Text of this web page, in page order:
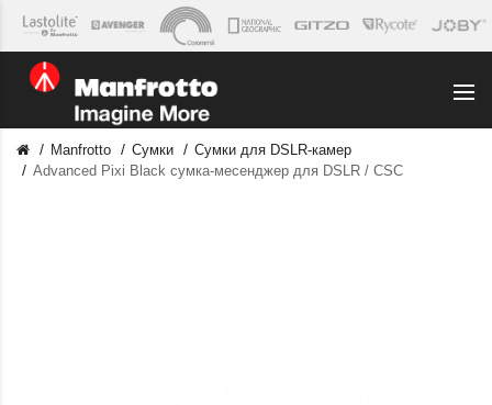
Manfrotto Сумки
Сумки для DSLR-камер
Advanced Pixi Black сумка-месенджер для DSLR / CSC